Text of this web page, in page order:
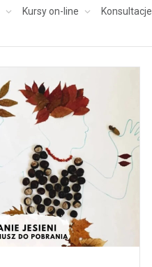
Kursy on-line Konsultacje